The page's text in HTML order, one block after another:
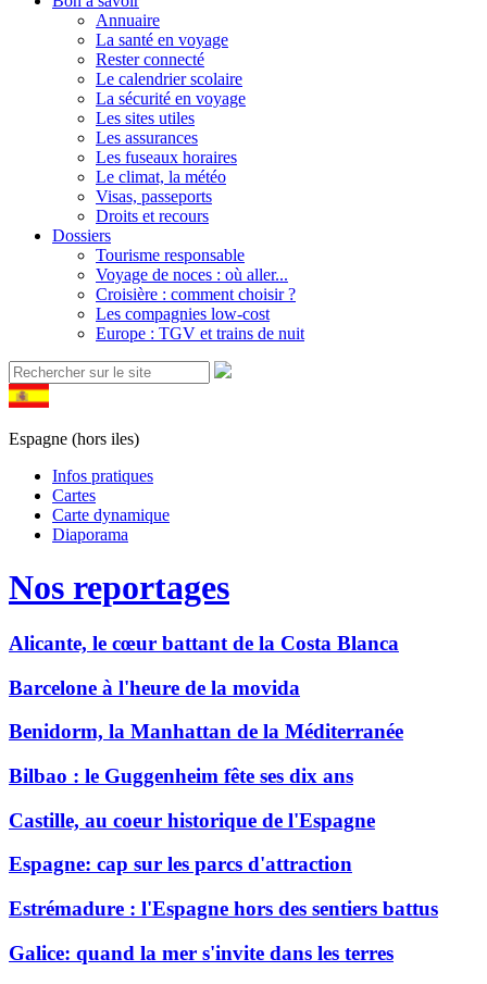
Annuaire
La santé en voyage
Rester connecté
Le calendrier scolaire
La sécurité en voyage
Les sites utiles
Les assurances
Les fuseaux horaires
Le climat, la météo
Visas, passeports
Droits et recours
Dossiers
Tourisme responsable
Voyage de noces : où aller...
Croisière : comment choisir ?
Les compagnies low-cost
Europe : TGV et trains de nuit
Espagne (hors iles)
Infos pratiques
Cartes
Carte dynamique
Diaporama
Nos reportages
Alicante, le cœur battant de la Costa Blanca
Barcelone à l'heure de la movida
Benidorm, la Manhattan de la Méditerranée
Bilbao : le Guggenheim fête ses dix ans
Castille, au coeur historique de l'Espagne
Espagne: cap sur les parcs d'attraction
Estrémadure : l'Espagne hors des sentiers battus
Galice: quand la mer s'invite dans les terres